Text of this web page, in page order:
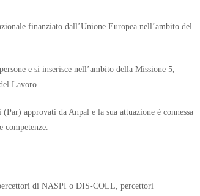
finanziato dall’Unione Europea nell’ambito del
e si inserisce nell’ambito della Missione 5,
Lavoro.
approvati da Anpal e la sua attuazione è connessa
competenze.
di NASPI o DIS-COLL, percettori